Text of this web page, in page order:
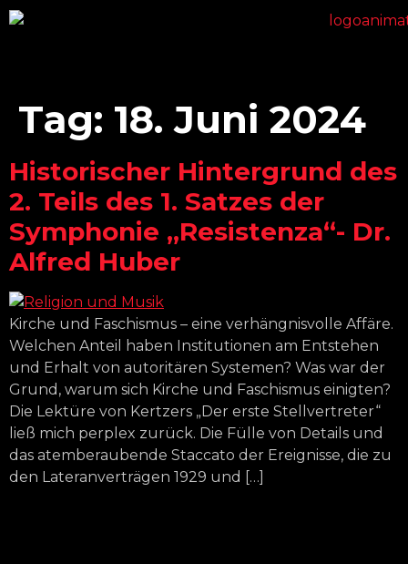
Tag: 18. Juni 2024
Historischer Hintergrund des
2. Teils des 1. Satzes der
Symphonie „Resistenza“- Dr.
Alfred Huber
Kirche und Faschismus – eine verhängnisvolle Affäre.
Welchen Anteil haben Institutionen am Entstehen
und Erhalt von autoritären Systemen? Was war der
Grund, warum sich Kirche und Faschismus einigten?
Die Lektüre von Kertzers „Der erste Stellvertreter“
ließ mich perplex zurück. Die Fülle von Details und
das atemberaubende Staccato der Ereignisse, die zu
den Lateranverträgen 1929 und […]